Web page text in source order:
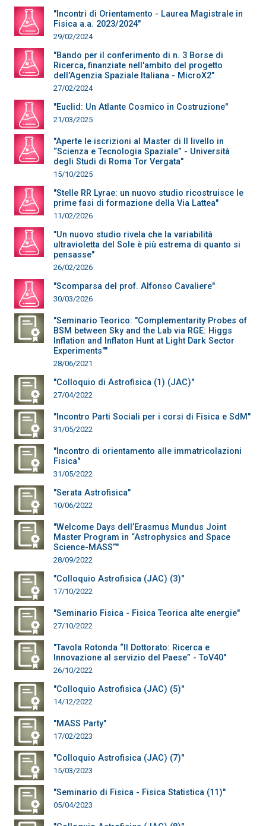
"Incontri di Orientamento - Laurea Magistrale in
Fisica a.a. 2023/2024"
29/02/2024
"Bando per il conferimento di n. 3 Borse di
Ricerca, finanziate nell'ambito del progetto
dell'Agenzia Spaziale Italiana - MicroX2"
27/02/2024
"Euclid: Un Atlante Cosmico in Costruzione"
21/03/2025
"Aperte le iscrizioni al Master di II livello in
“Scienza e Tecnologia Spaziale” - Università
degli Studi di Roma Tor Vergata"
15/10/2025
"Stelle RR Lyrae: un nuovo studio ricostruisce le
prime fasi di formazione della Via Lattea"
11/02/2026
"Un nuovo studio rivela che la variabilità
ultravioletta del Sole è più estrema di quanto si
pensasse"
26/02/2026
"Scomparsa del prof. Alfonso Cavaliere"
30/03/2026
"Seminario Teorico: "Complementarity Probes of
BSM between Sky and the Lab via RGE: Higgs
Inflation and Inflaton Hunt at Light Dark Sector
Experiments""
28/06/2021
"Colloquio di Astrofisica (1) (JAC)"
27/04/2022
"Incontro Parti Sociali per i corsi di Fisica e SdM"
31/05/2022
"Incontro di orientamento alle immatricolazioni
Fisica"
31/05/2022
"Serata Astrofisica"
10/06/2022
"Welcome Days dell’Erasmus Mundus Joint
Master Program in “Astrophysics and Space
Science-MASS”"
28/09/2022
"Colloquio Astrofisica (JAC) (3)"
17/10/2022
"Seminario Fisica - Fisica Teorica alte energie"
27/10/2022
"Tavola Rotonda “Il Dottorato: Ricerca e
Innovazione al servizio del Paese” - ToV40"
26/10/2022
"Colloquio Astrofisica (JAC) (5)"
14/12/2022
"MASS Party"
17/02/2023
"Colloquio Astrofisica (JAC) (7)"
15/03/2023
"Seminario di Fisica - Fisica Statistica (11)"
05/04/2023